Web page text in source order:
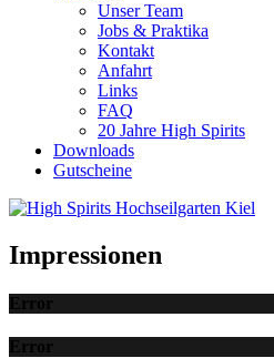
Unser Team
Jobs & Praktika
Kontakt
Anfahrt
Links
FAQ
20 Jahre High Spirits
Downloads
Gutscheine
Impressionen
Error
Error